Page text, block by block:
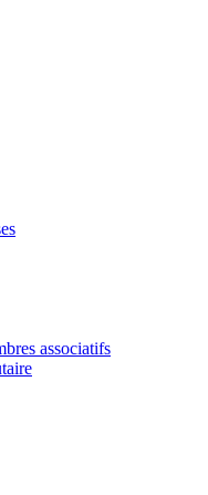
associatifs